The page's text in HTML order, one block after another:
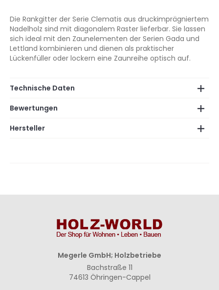
Die Rankgitter der Serie Clematis aus druckimprägniertem
Nadelholz sind mit diagonalem Raster lieferbar. Sie lassen
sich ideal mit den Zaunelementen der Serien Gada und
Lettland kombinieren und dienen als praktischer
Lückenfüller oder lockern eine Zaunreihe optisch auf.
Technische Daten
Bewertungen
Hersteller
Megerle GmbH; Holzbetriebe
Bachstraße 11
74613 Öhringen-Cappel